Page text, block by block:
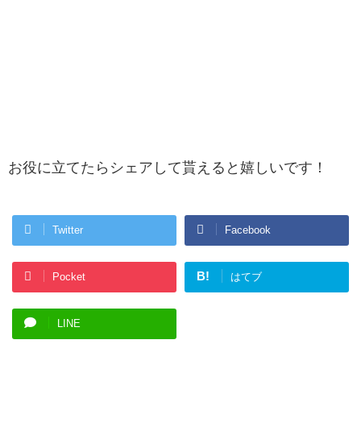
お役に立てたらシェアして貰えると嬉しいです！
Twitter Facebook
Pocket B! はてブ
LINE